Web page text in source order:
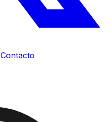
Contacto